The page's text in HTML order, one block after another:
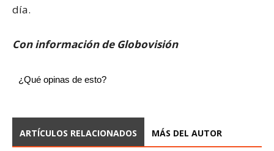
día.
Con información de Globovisión
¿Qué opinas de esto?
ARTÍCULOS RELACIONADOS MÁS DEL AUTOR